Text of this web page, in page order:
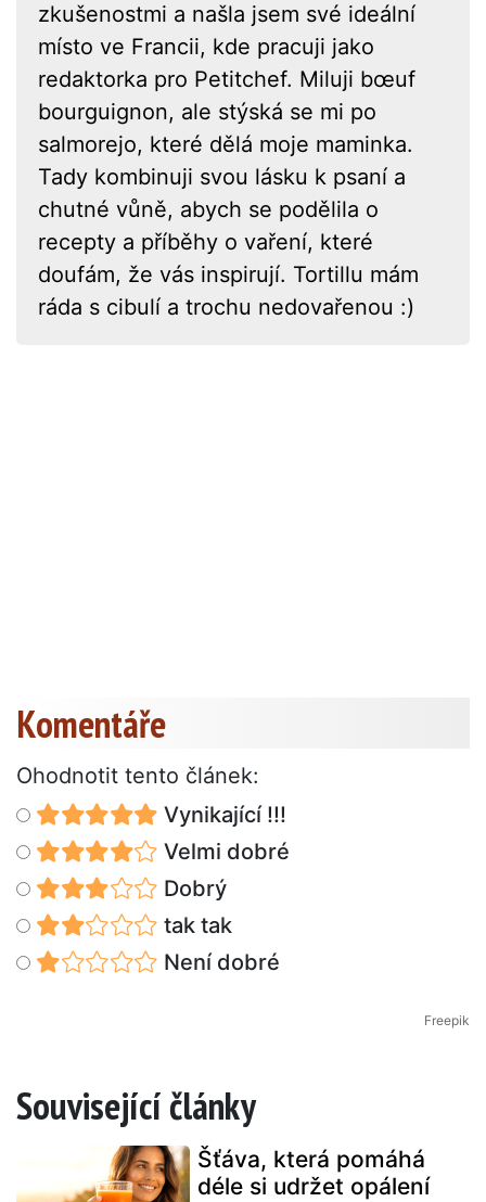
zkušenostmi a našla jsem své ideální
místo ve Francii, kde pracuji jako
redaktorka pro Petitchef. Miluji bœuf
bourguignon, ale stýská se mi po
salmorejo, které dělá moje maminka.
Tady kombinuji svou lásku k psaní a
chutné vůně, abych se podělila o
recepty a příběhy o vaření, které
doufám, že vás inspirují. Tortillu mám
ráda s cibulí a trochu nedovařenou :)
Komentáře
Ohodnotit tento článek:
Vynikající !!!
Velmi dobré
Dobrý
tak tak
Není dobré
Freepik
Související články
Šťáva, která pomáhá
déle si udržet opálení